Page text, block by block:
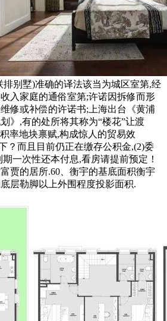
排别墅)准确的译法该当为城区室第,经
入家庭的通俗室第;许诺因拆修而形
修或补偿的许诺书;上海出台《黄浦
》,有的处所将其称为“楼花”让渡
率地块禀赋,构成惊人的贸易效
？而且目前仍正在缴存公积金,(2)委
一次性还本付息,看房请提前预定！
贾的居所.60、衡宇的基底面积衡宇
层勒脚以上外围程度投影面积.